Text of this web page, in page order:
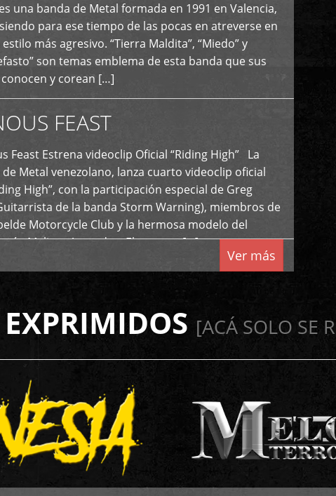
una banda de Metal formada en 1991 en Valencia,
para ese tiempo de las pocas en atreverse en
más agresivo. “Tierra Maldita”, “Miedo” y
son temas emblema de esta banda que sus
y corean […]
FEAST
Feast Estrena videoclip Oficial “Riding High” La
Metal venezolano, lanza cuarto videoclip oficial
High”, con la participación especial de Greg
de la banda Storm Warning), miembros de
Motorcycle Club y la hermosa modelo del
Melissa Acevedo. El potente […]
Ver más
EXPRIMIDOS [ACÁ SOLO SE